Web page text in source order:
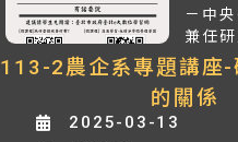
－中
兼任研
113-2農企系專題講座-
的關係
2025-03-13